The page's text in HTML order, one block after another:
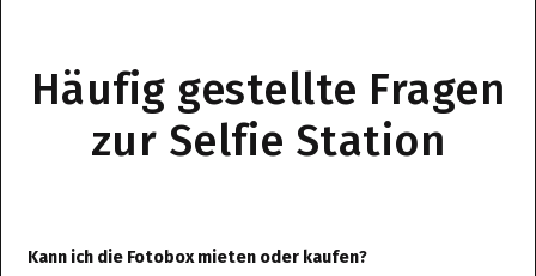
Häufig gestellte Fragen
zur Selfie Station
Kann ich die Fotobox mieten oder kaufen?